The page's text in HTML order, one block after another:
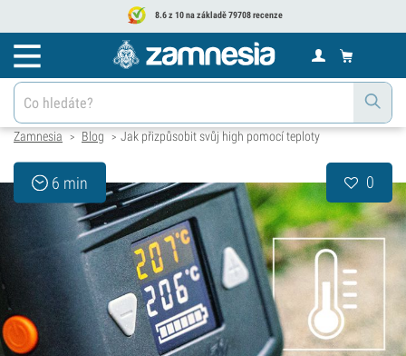
8.6 z 10 na základě 79708 recenze
Zamnesia > Blog > Jak přizpůsobit svůj high pomocí teploty
6 min 0